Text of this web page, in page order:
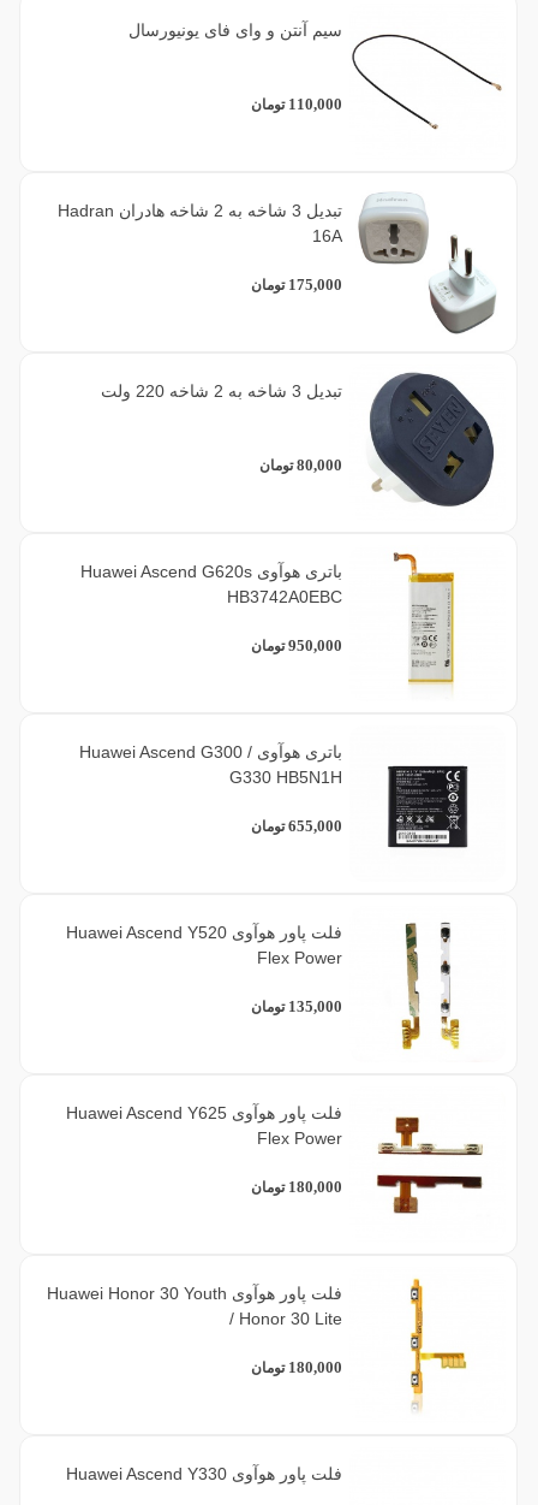
سیم آنتن و وای فای یونیورسال
110,000 تومان
تبدیل 3 شاخه به 2 شاخه هادران Hadran
16A
175,000 تومان
تبدیل 3 شاخه به 2 شاخه 220 ولت
80,000 تومان
باتری هوآوی Huawei Ascend G620s
HB3742A0EBC
950,000 تومان
باتری هوآوی Huawei Ascend G300 /
G330 HB5N1H
655,000 تومان
فلت پاور هوآوی Huawei Ascend Y520
Flex Power
135,000 تومان
فلت پاور هوآوی Huawei Ascend Y625
Flex Power
180,000 تومان
فلت پاور هوآوی Huawei Honor 30 Youth
/ Honor 30 Lite
180,000 تومان
فلت پاور هوآوی Huawei Ascend Y330